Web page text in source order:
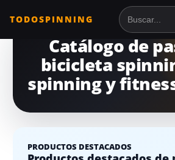
TODOSPINNING Buscar
Catálogo de
bicicleta
spinning y
PRODUCTOS DESTACADOS